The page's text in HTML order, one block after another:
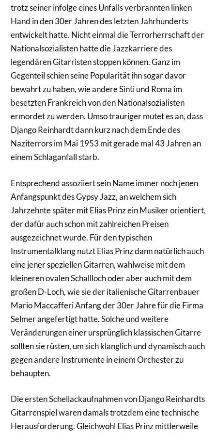
trotz seiner infolge eines Unfalls verbrannten linken
Hand in den 30er Jahren des letzten Jahrhunderts
entwickelt hatte. Nicht einmal die Terrorherrschaft der
Nationalsozialisten hatte die Jazzkarriere des
legendären Gitarristen stoppen können. Ganz im
Gegenteil schien seine Popularität ihn sogar davor
bewahrt zu haben, wie andere Sinti und Roma im
besetzten Frankreich von den Nationalsozialisten
ermordet zu werden. Umso trauriger mutet es an, dass
Django Reinhardt dann kurz nach dem Ende des
Naziterrors im Mai 1953 mit gerade mal 43 Jahren an
einem Schlaganfall starb.
Entsprechend assoziiert sein Name immer noch jenen
Anfangspunkt des Gypsy Jazz, an welchem sich
Jahrzehnte später mit Elias Prinz ein Musiker orientiert,
der dafür auch schon mit zahlreichen Preisen
ausgezeichnet wurde. Für den typischen
Instrumentalklang nutzt Elias Prinz dann natürlich auch
eine jener speziellen Gitarren, wahlweise mit dem
kleineren ovalen Schallloch oder aber auch mit dem
großen D-Loch, wie sie der italienische Gitarrenbauer
Mario Maccafferi Anfang der 30er Jahre für die Firma
Selmer angefertigt hatte. Solche und weitere
Veränderungen einer ursprünglich klassischen Gitarre
sollten sie rüsten, um sich klanglich und dynamisch auch
gegen andere Instrumente in einem Orchester zu
behaupten.
Die ersten Schellackaufnahmen von Django Reinhardts
Gitarrenspiel waren damals trotzdem eine technische
Herausforderung. Gleichwohl Elias Prinz mittlerweile